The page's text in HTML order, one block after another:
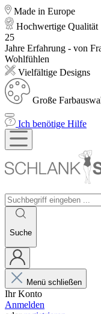
Made in Europe
Hochwertige Qualität
25
Jahre Erfahrung - von
Wohlfühlen
Vielfältige Designs
Große
Ich benötige Hilfe
Suche
Menü schließen
Ihr Konto
Anmelden